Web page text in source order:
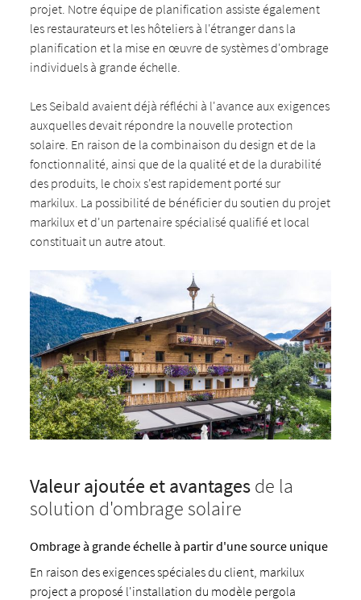
projet. Notre équipe de planification assiste également
les restaurateurs et les hôteliers à l'étranger dans la
planification et la mise en œuvre de systèmes d'ombrage
individuels à grande échelle.
Les Seibald avaient déjà réfléchi à l'avance aux exigences
auxquelles devait répondre la nouvelle protection
solaire. En raison de la combinaison du design et de la
fonctionnalité, ainsi que de la qualité et de la durabilité
des produits, le choix s'est rapidement porté sur
markilux. La possibilité de bénéficier du soutien du projet
markilux et d'un partenaire spécialisé qualifié et local
constituait un autre atout.
Valeur ajoutée et avantagesde la
solution d'ombrage solaire
Ombrage à grande échelle à partir d'une source unique
En raison des exigences spéciales du client, markilux
project a proposé l'installation du modèle pergola